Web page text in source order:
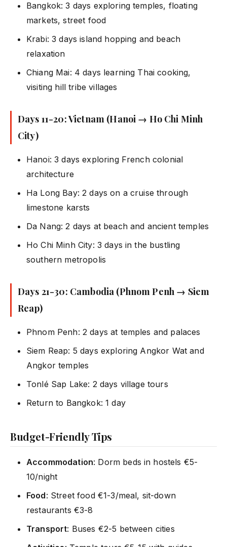
Bangkok: 3 days exploring temples, floating
markets, street food
Krabi: 3 days island hopping and beach
relaxation
Chiang Mai: 4 days learning Thai cooking,
visiting hill tribe villages
Days 11-20: Vietnam (Hanoi → Ho Chi Minh
City)
Hanoi: 3 days exploring French colonial
architecture
Ha Long Bay: 2 days on a cruise through
limestone karsts
Da Nang: 2 days at beach and ancient temples
Ho Chi Minh City: 3 days in the bustling
southern metropolis
Days 21-30: Cambodia (Phnom Penh → Siem
Reap)
Phnom Penh: 2 days at temples and palaces
Siem Reap: 5 days exploring Angkor Wat and
Angkor temples
Tonlé Sap Lake: 2 days village tours
Return to Bangkok: 1 day
Budget-Friendly Tips
Accommodation: Dorm beds in hostels €5-
10/night
Food: Street food €1-3/meal, sit-down
restaurants €3-8
Transport: Buses €2-5 between cities